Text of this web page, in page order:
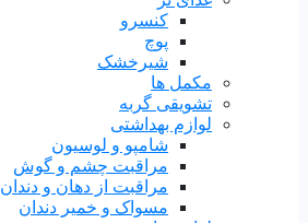
کنسرو
پوچ
شیرخشک
مکمل ها
تشویقی گربه
لوازم بهداشتی
شامپو و لوسیون
مراقبت چشم و گوش
مراقبت از دهان و دندان
مسواک و خمیر دندان